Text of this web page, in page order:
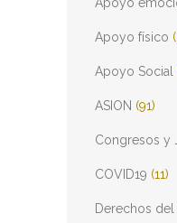
Apoyo físico
Apoyo Social
ASION (91)
Congresos y
COVID19 (11)
Derechos